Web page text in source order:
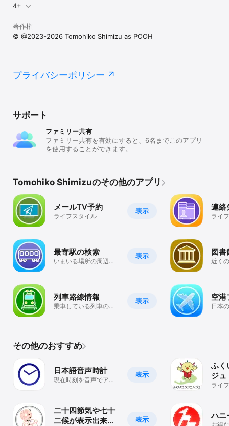
4+
著作権
© @2023-2026 Tomohiko Shimizu as POOH
プライバシーポリシー
サポート
ファミリー共有
ファミリー共有を有効にすると、6名までこのアプリ
を使用することができます。
Tomohiko Shimizuのその他のアプリ
表示
メールTV予約
ライフスタイル
表示
最寄駅の検索
いまいる場所の周辺に
表示
列車路線情報
乗車している列車の路
連絡
ライ
図書
近く
空港
日本
その他のおすすめ
表示
日本語音声時計
現在時刻を音声でアナ
表示
二十四節気や七十
二候が表示出来る
ふく
ジュ
ライ
ハニ
お得